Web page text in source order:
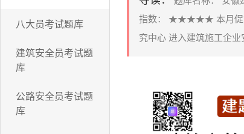
八大员考试题库
建筑安全员考试题
库
公路安全员考试题
库
指数： ★★★★★ 本月促销
究中心 进入建筑施工企